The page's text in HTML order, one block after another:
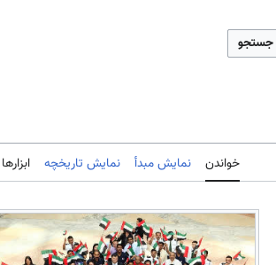
جستجو
خواندن نمایش مبدأ نمایش تاریخچه ابزارها